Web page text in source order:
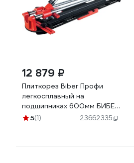
12 879 ₽
Плиткорез Biber Профи
легкосплавный на
подшипниках 600мм БИБЕР
55132 тов-036112
5(1) 23662335